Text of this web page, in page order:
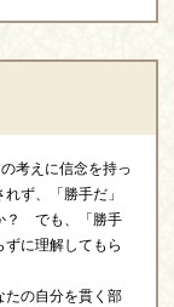
考えに信念を持っ
ず、「勝手だ」
？ でも、「勝手
に理解してもら
たの自分を貫く部